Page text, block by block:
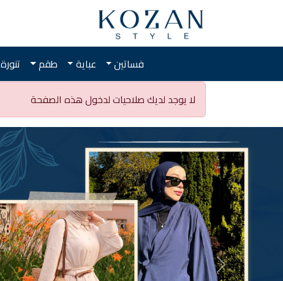
فساتين عباية طقم تنورة
لا يوجد لديك صلاحيات لدخول هذه الصفحة
Next